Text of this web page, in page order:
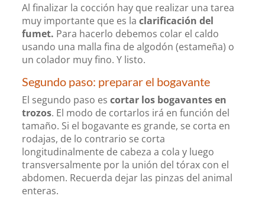
Al finalizar la cocción hay que realizar una tarea
muy importante que es laclarificación del
fumet. Para hacerlo debemos colar el caldo
usando una malla fina de algodón (estameña) o
un colador muy fino. Y listo.
Segundo paso: preparar el bogavante
El segundo paso escortar los bogavantes en
trozos. El modo de cortarlos irá en función del
tamaño. Si el bogavante es grande, se corta en
rodajas, de lo contrario se corta
longitudinalmente de cabeza a cola y luego
transversalmente por la unión del tórax con el
abdomen. Recuerda dejar las pinzas del animal
enteras.